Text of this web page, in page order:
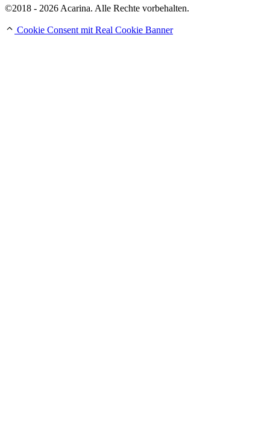
©2018 - 2026 Acarina. Alle Rechte vorbehalten.
Cookie Consent mit Real Cookie Banner